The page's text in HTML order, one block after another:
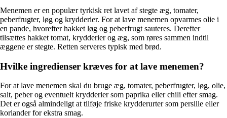
Menemen er en populær tyrkisk ret lavet af stegte æg, tomater,
peberfrugter, løg og krydderier. For at lave menemen opvarmes olie i
en pande, hvorefter hakket løg og peberfrugt sauteres. Derefter
tilsættes hakket tomat, krydderier og æg, som røres sammen indtil
æggene er stegte. Retten serveres typisk med brød.
Hvilke ingredienser kræves for at lave menemen?
For at lave menemen skal du bruge æg, tomater, peberfrugter, løg, olie,
salt, peber og eventuelt krydderier som paprika eller chili efter smag.
Det er også almindeligt at tilføje friske krydderurter som persille eller
koriander for ekstra smag.